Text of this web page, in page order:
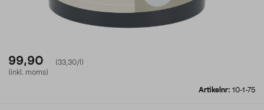
99,90
(33,30/l)
(inkl. moms)
Artikelnr: 10-1-75